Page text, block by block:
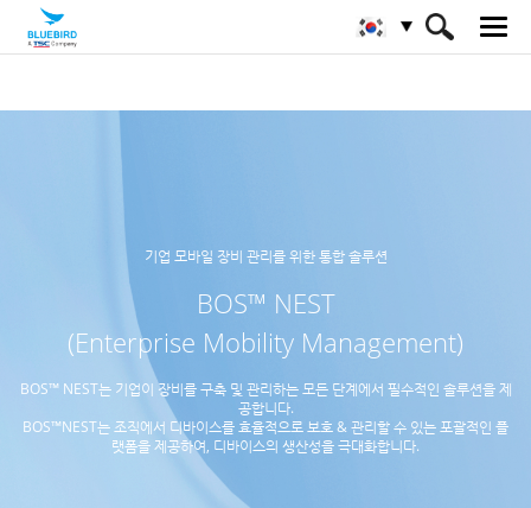
기업 모바일 장비 관리를 위한 통합 솔루션
BOS™ NEST
(Enterprise Mobility Management)
BOS™ NEST는 기업이 장비를 구축 및 관리하는 모든 단계에서 필수적인 솔루션을 제
공합니다.
BOS™NEST는 조직에서 디바이스를 효율적으로 보호 & 관리할 수 있는 포괄적인 플
랫폼을 제공하여, 디바이스의 생산성을 극대화합니다.